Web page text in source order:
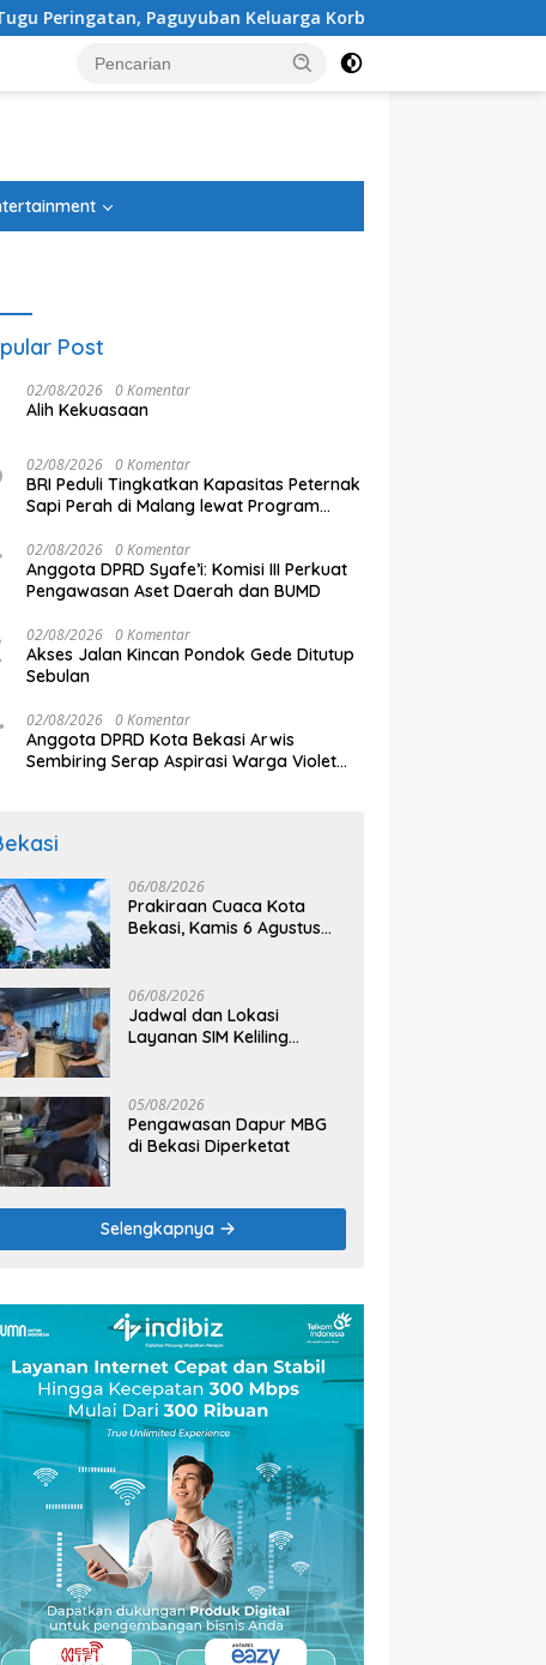
Keluarga Korban Kereta Bekasi Timur: Kami Ingin
Post
02/08/2026 0 Komentar
Alih Kekuasaan
02/08/2026 0 Komentar
BRI Peduli Tingkatkan Kapasitas Peternak
Sapi Perah di Malang lewat Program
02/08/2026 0 Komentar
Anggota DPRD Syafe’i: Komisi III Perkuat
Pengawasan Aset Daerah dan BUMD
02/08/2026 0 Komentar
Akses Jalan Kincan Pondok Gede Ditutup
Sebulan
02/08/2026 0 Komentar
Anggota DPRD Kota Bekasi Arwis
Sembiring Serap Aspirasi Warga Violet
06/08/2026
Prakiraan Cuaca Kota
Bekasi, Kamis 6 Agustus
06/08/2026
Jadwal dan Lokasi
Layanan SIM Keliling
05/08/2026
Pengawasan Dapur MBG
di Bekasi Diperketat
Selengkapnya